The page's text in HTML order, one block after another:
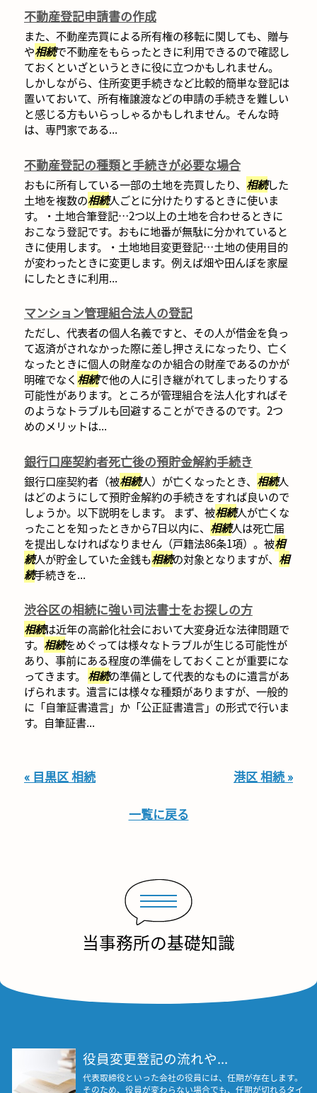
不動産登記申請書の作成
また、不動産売買による所有権の移転に関しても、贈与
や相続で不動産をもらったときに利用できるので確認し
ておくといざというときに役に立つかもしれません。
しかしながら、住所変更手続きなど比較的簡単な登記は
置いておいて、所有権譲渡などの申請の手続きを難しい
と感じる方もいらっしゃるかもしれません。そんな時
は、専門家である...
不動産登記の種類と手続きが必要な場合
おもに所有している一部の土地を売買したり、 相続した
土地を複数の相続人ごとに分けたりするときに使いま
す。・土地合筆登記…2つ以上の土地を合わせるときに
おこなう登記です。おもに地番が無駄に分かれていると
きに使用します。・土地地目変更登記…土地の使用目的
が変わったときに変更します。例えば畑や田んぼを家屋
にしたときに利用...
マンション管理組合法人の登記
ただし、代表者の個人名義ですと、その人が借金を負っ
て返済がされなかった際に差し押さえになったり、亡く
なったときに個人の財産なのか組合の財産であるのかが
明確でなく 相続で他の人に引き継がれてしまったりする
可能性があります。ところが管理組合を法人化すればそ
のようなトラブルも回避することができるのです。2つ
めのメリットは...
銀行口座契約者死亡後の預貯金解約手続き
銀行口座契約者（被相続人）が亡くなったとき、 相続人
はどのようにして預貯金解約の手続きをすれば良いので
しょうか。以下説明をします。 まず、被相続人が亡くな
ったことを知ったときから7日以内に、 相続人は死亡届
を提出しなければなりません（戸籍法86条1項）。被相
続人が貯金していた金銭も相続の対象となりますが、 相
続手続きを...
渋谷区の相続に強い司法書士をお探しの方
相続は近年の高齢化社会において大変身近な法律問題で
す。 相続をめぐっては様々なトラブルが生じる可能性が
あり、事前にある程度の準備をしておくことが重要にな
ってきます。 相続の準備として代表的なものに遺言があ
げられます。遺言には様々な種類がありますが、一般的
に「自筆証書遺言」か「公正証書遺言」の形式で行いま
す。自筆証書...
« 目黒区 相続 港区 相続 »
一覧に戻る
当事務所の基礎知識
役員変更登記の流れや...
代表取締役といった会社の役員には、任期が存在します。
そのため、役員が変わらない場合でも、任期が切れるタイ